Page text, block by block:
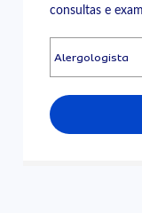
consultas e